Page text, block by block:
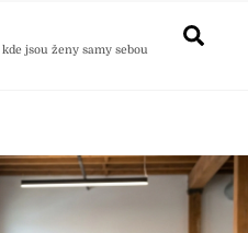
kde jsou ženy samy sebou